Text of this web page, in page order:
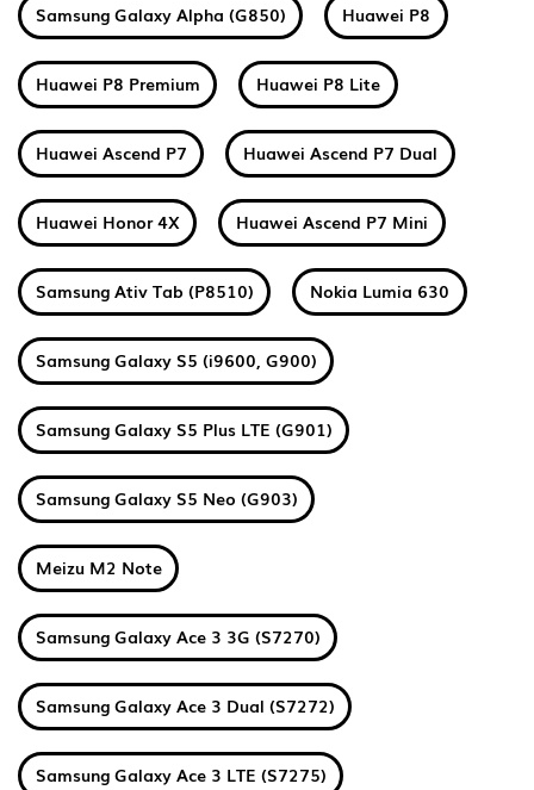
Samsung Galaxy Alpha (G850) Huawei P8
Huawei P8 Premium Huawei P8 Lite
Huawei Ascend P7 Huawei Ascend P7 Dual
Huawei Honor 4X Huawei Ascend P7 Mini
Samsung Ativ Tab (P8510) Nokia Lumia 630
Samsung Galaxy S5 (i9600, G900)
Samsung Galaxy S5 Plus LTE (G901)
Samsung Galaxy S5 Neo (G903)
Meizu M2 Note
Samsung Galaxy Ace 3 3G (S7270)
Samsung Galaxy Ace 3 Dual (S7272)
Samsung Galaxy Ace 3 LTE (S7275)